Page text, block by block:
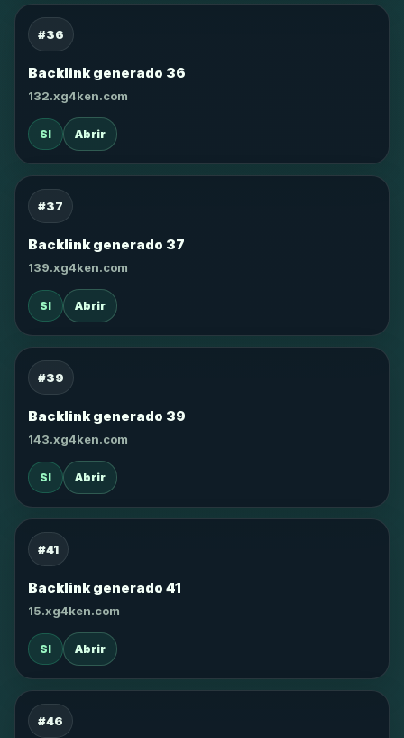
#36
Backlink generado 36
132.xg4ken.com
SI Abrir
#37
Backlink generado 37
139.xg4ken.com
SI Abrir
#39
Backlink generado 39
143.xg4ken.com
SI Abrir
#41
Backlink generado 41
15.xg4ken.com
SI Abrir
#46